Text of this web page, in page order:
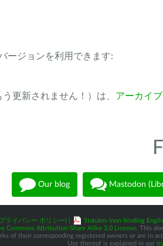
ージョンを利用できます:
更新されません！）は、 アーカイブ
Our blog Mastodon
ライバシー ポリシー) Statutes (non-binding
Commons Attribution-Share Alike 3.0 License. This
of their corresponding registered owners or are in
Use thereof is explained in our